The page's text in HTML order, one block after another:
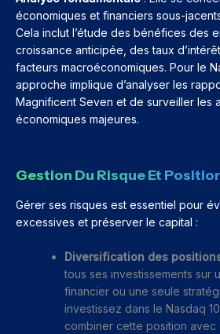
économiques et financiers sous-
Cela inclut l’étude des bénéfices des
croissance anticipée, des taux
facteurs macroéconomiques. Pour le
approche implique d’analyser les
Magnificent Seven et de surveiller les
économiques majeures.
Gestion Du Risque Et
Gérer ses risques est essentiel pour
excessives et préserver le capital :
Diversification des
tous ses investissements sur
financier ou une seule
investissez dans le Nasdaq
combiner cette position avec